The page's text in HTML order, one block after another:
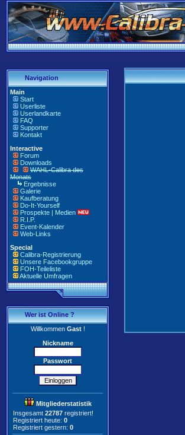
Navigation
Main
Start
Userliste
Userlandkarte
FAQ
Supporter
Kontakt
Interactive
Forum
Downloads
WAHL-Calibra des
Monats
Ergebnisse
Galerie
Kaufberatung
Do-It-Yourself
Prospekte | Medien
R.I.P.
Event-Kalender
Web-Links
Special
Calibra-Registrierung
Unsere Facebookgruppe
FOH-Teileliste
Aktuelle Umfragen
Wer ist Online ?
WillkommenGast!
Nickname
Passwort
Mitgliederstatistik
Insgesamt 22787 registriert!
Registriert heute: 0
Registriert gestern: 0